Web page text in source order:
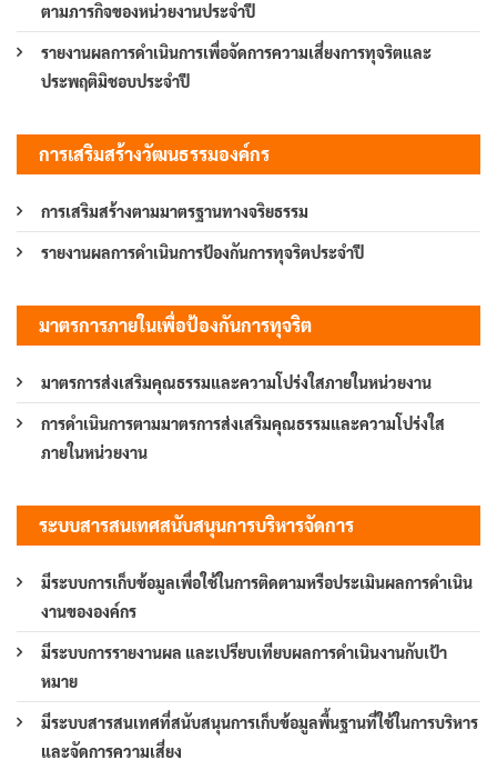
ตามภารกิจของหน่วยงานประจำปี
รายงานผลการดำเนินการเพื่อจัดการความเสี่ยงการทุจริตและ
ประพฤติมิชอบประจำปี
การเสริมสร้างวัฒนธรรมองค์กร
การเสริมสร้างตามมาตรฐานทางจริยธรรม
รายงานผลการดำเนินการป้องกันการทุจริตประจำปี
มาตรการภายในเพื่อป้องกันการทุจริต
มาตรการส่งเสริมคุณธรรมและความโปร่งใสภายในหน่วยงาน
การดำเนินการตามมาตรการส่งเสริมคุณธรรมและความโปร่งใส
ภายในหน่วยงาน
ระบบสารสนเทศสนับสนุนการบริหารจัดการ
มีระบบการเก็บข้อมูลเพื่อใช้ในการติดตามหรือประเมินผลการดำเนิน
งานขององค์กร
มีระบบการรายงานผล และเปรียบเทียบผลการดำเนินงานกับเป้า
หมาย
มีระบบสารสนเทศที่สนับสนุนการเก็บข้อมูลพื้นฐานที่ใช้ในการบริหาร
และจัดการความเสี่ยง